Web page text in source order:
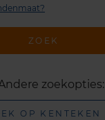
ZOEK
zoekopties:
OP KENTEKEN